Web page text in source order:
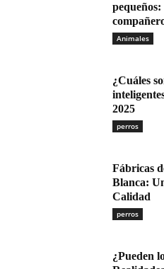
Animales
¿Cuáles
2025
perros
Fábricas
Blanca:
Calidad
perros
¿Pueden